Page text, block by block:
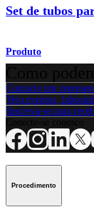
Set de tubos
Produto
Contacte um
Veja eventos,
Inscreva-se para
Procedimento